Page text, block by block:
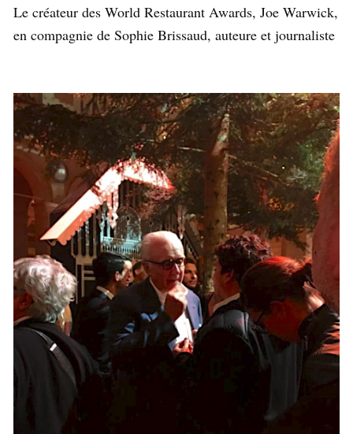
Le créateur des World Restaurant Awards, Joe Warwick,
en compagnie de Sophie Brissaud, auteure et journaliste